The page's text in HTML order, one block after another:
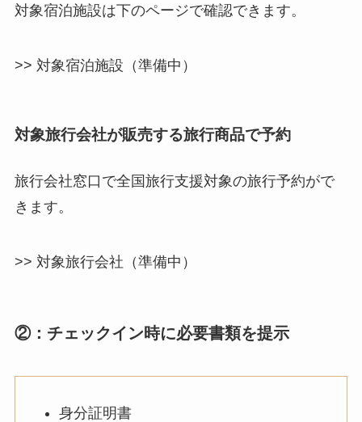
対象宿泊施設は下のページで確認できます。
>> 対象宿泊施設（準備中）
対象旅行会社が販売する旅行商品で予約
旅行会社窓口で全国旅行支援対象の旅行予約がで
きます。
>> 対象旅行会社（準備中）
②：チェックイン時に必要書類を提示
身分証明書